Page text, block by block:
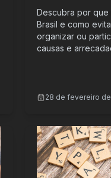
Descubra por
Brasil e como
organizar ou
causas e
28 de fevereiro